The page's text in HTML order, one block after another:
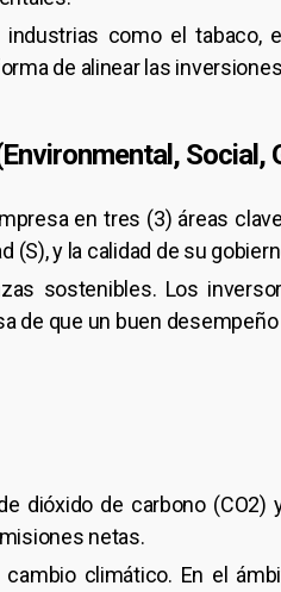
como el
de alinear las
Social,
en tres (3) áreas
y la calidad de su
sostenibles. Los
de que un buen
dióxido de carbono
netas.
climático. En el